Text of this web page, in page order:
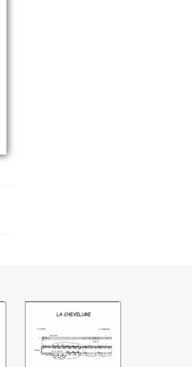
La chevelure
((Claude Debussy))